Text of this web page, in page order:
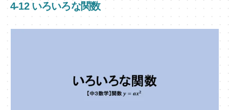
4-12 いろいろな関数